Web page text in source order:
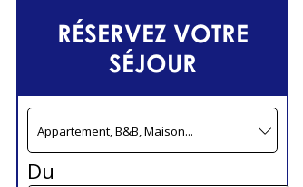
RÉSERVEZ VOTRE
SÉJOUR
Du